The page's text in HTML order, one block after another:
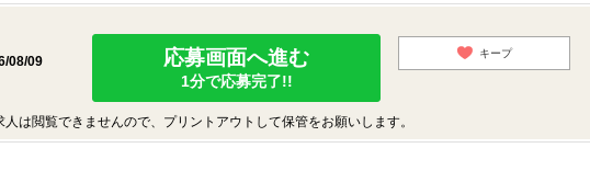
08/09
応募画面へ進む
1分で応募完了!!
キープ
は閲覧できませんので、プリントアウトして保管をお願いします。